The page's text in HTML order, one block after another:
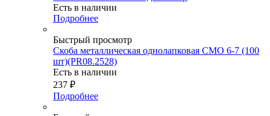
Есть в наличии
Подробнее
Быстрый просмотр
Скоба металлическая однолапковая СМО 6-7 (100
шт)(PR08.2528)
Есть в наличии
237 ₽
Подробнее